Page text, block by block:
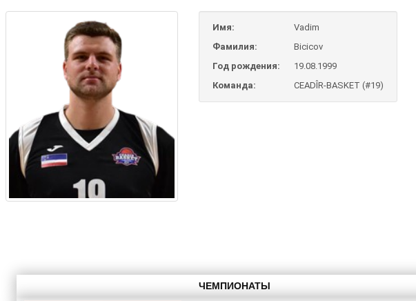
Имя:
Vadim
Фамилия:
Bicicov
Год рождения:
19.08.1999
Команда:
CEADÎR-BASKET (#19)
ЧЕМПИОНАТЫ